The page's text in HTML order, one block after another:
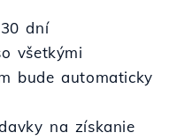
dní
všetkými
bude automaticky
na získanie